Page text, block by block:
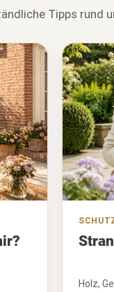
Tipps rund
Holz,